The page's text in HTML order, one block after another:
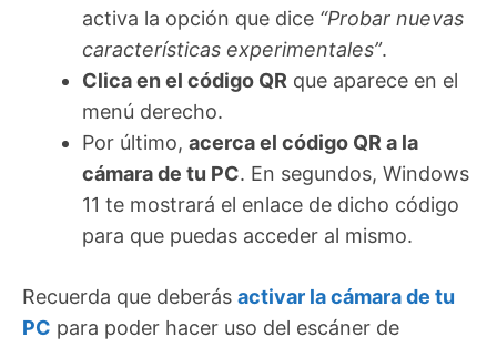
activa la opción que dice “Probar nuevas
características experimentales”.
Clica en el código QR que aparece en el
menú derecho.
Por último, acerca el código QR a la
cámara de tu PC. En segundos, Windows
11 te mostrará el enlace de dicho código
para que puedas acceder al mismo.
Recuerda que deberás activar la cámara de tu
PC para poder hacer uso del escáner de